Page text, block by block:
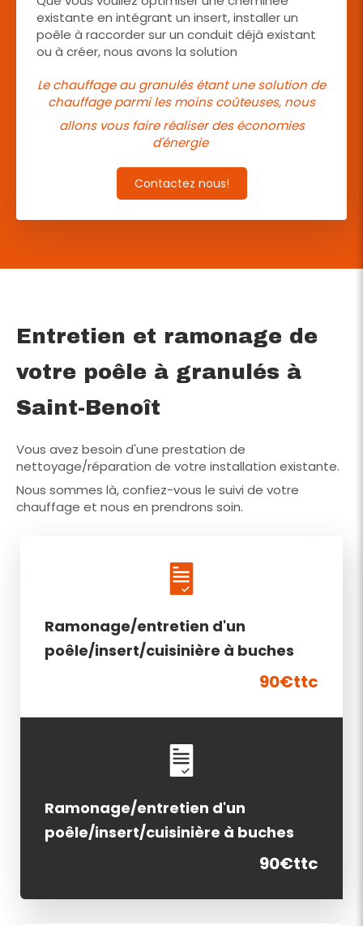
existante en intégrant un insert, installer un
poêle à raccorder sur un conduit déjà existant
ou à créer, nous avons la solution
Le chauffage au granulés étant une solution de
chauffage parmi les moins coûteuses, nous
allons vous faire réaliser des économies
d'énergie
Contactez nous!
Entretien et ramonage de
votre poêle à granulés à
Saint-Benoît
Vous avez besoin d'une prestation de
nettoyage/réparation de votre installation existante.
Nous sommes là, confiez-vous le suivi de votre
chauffage et nous en prendrons soin.
Ramonage/entretien d'un
poêle/insert/cuisinière à buches
90€ttc
Ramonage/entretien d'un
poêle/insert/cuisinière à buches
90€ttc